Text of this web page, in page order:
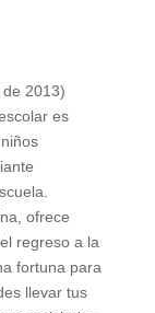
2013)
es
ofrece
regreso a la
fortuna para
llevar tus